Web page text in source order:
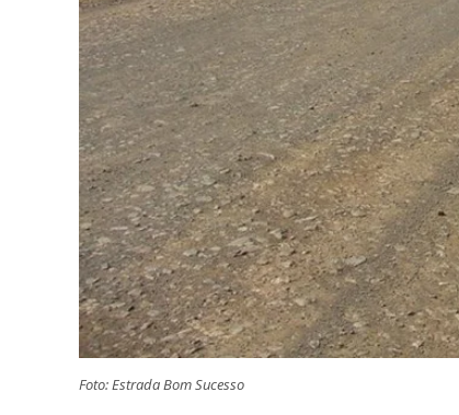
Foto: Estrada Bom Sucesso